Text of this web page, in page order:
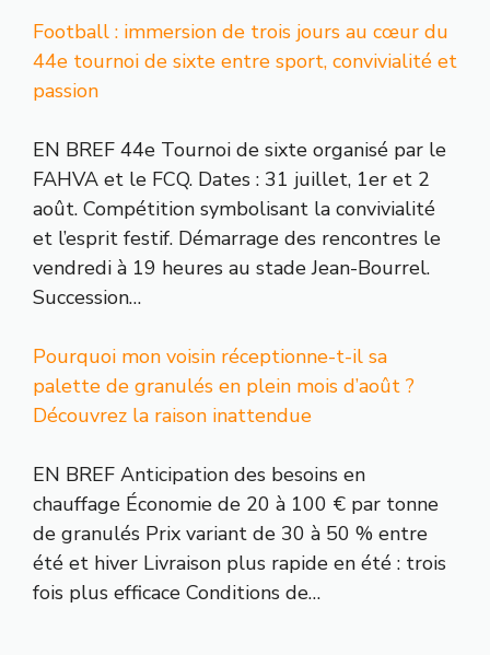
Football : immersion de trois jours au cœur du
44e tournoi de sixte entre sport, convivialité et
passion
EN BREF 44e Tournoi de sixte organisé par le
FAHVA et le FCQ. Dates : 31 juillet, 1er et 2
août. Compétition symbolisant la convivialité
et l’esprit festif. Démarrage des rencontres le
vendredi à 19 heures au stade Jean-Bourrel.
Succession…
Pourquoi mon voisin réceptionne-t-il sa
palette de granulés en plein mois d’août ?
Découvrez la raison inattendue
EN BREF Anticipation des besoins en
chauffage Économie de 20 à 100 € par tonne
de granulés Prix variant de 30 à 50 % entre
été et hiver Livraison plus rapide en été : trois
fois plus efficace Conditions de…